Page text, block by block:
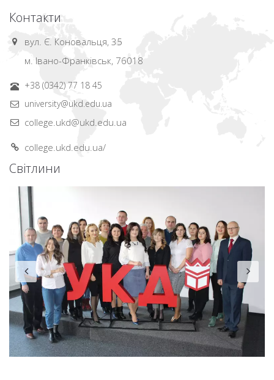
Контакти
вул. Є. Коновальця, 35
м. Івано-Франківськ, 76018
+38 (0342) 77 18 45
university@ukd.edu.ua
college.ukd@ukd.edu.ua
college.ukd.edu.ua/
Світлини